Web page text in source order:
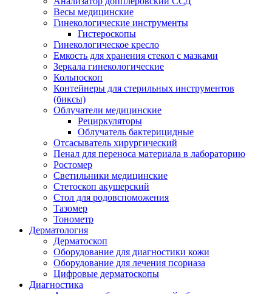
Весы медицинские
Гинекологические инструменты
Гистероскопы
Гинекологическое кресло
Емкость для хранения стекол с мазками
Зеркала гинекологические
Кольпоскоп
Контейнеры для стерильных инструментов
(биксы)
Облучатели медицинские
Рециркуляторы
Облучатель бактерицидные
Отсасыватель хирургический
Пенал для переноса материала в лабораторию
Ростомер
Светильники медицинские
Стетоскоп акушерский
Стол для родовспоможения
Тазомер
Тонометр
Дерматология
Дерматоскоп
Оборудование для диагностики кожи
Оборудование для лечения псориаза
Цифровые дерматоскопы
Диагностика